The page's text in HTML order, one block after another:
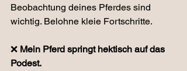
Beobachtung deines Pferdes sind
wichtig. Belohne kleie Fortschritte.
❌ Mein Pferd springt hektisch auf das
Podest.